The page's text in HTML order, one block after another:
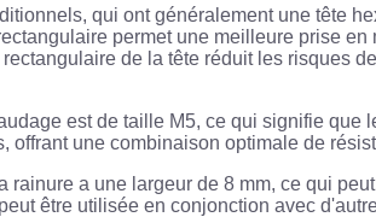
qui ont généralement une tête
permet une meilleure prise
de la tête réduit les risques
est de taille M5, ce qui signifie que
une combinaison optimale de
a une largeur de 8 mm, ce qui
être utilisée en conjonction avec